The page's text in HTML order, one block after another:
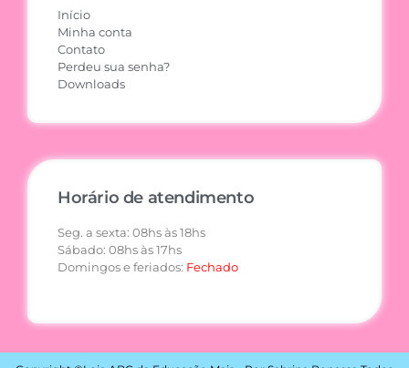
Início
Minha conta
Contato
Perdeu sua senha?
Downloads
Horário de atendimento
Seg. a sexta: 08hs às 18hs
Sábado: 08hs às 17hs
Domingos e feriados: Fechado